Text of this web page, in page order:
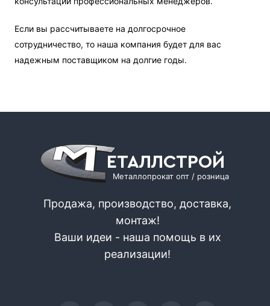
Если вы рассчитываете на долгосрочное
сотрудничество, то наша компания будет для вас
надежным поставщиком на долгие годы.
ЕТАЛЛСТРОЙ
Металлопрокат опт / розница
Продажа, производство, доставка,
монтаж!
Ваши идеи - наша помощь в их
реализации!